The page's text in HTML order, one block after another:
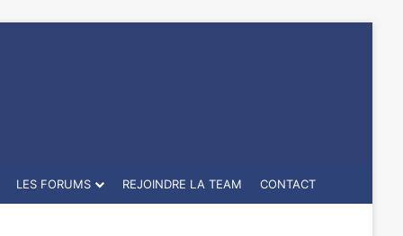
LES FORUMS REJOINDRE LA TEAM CONTACT